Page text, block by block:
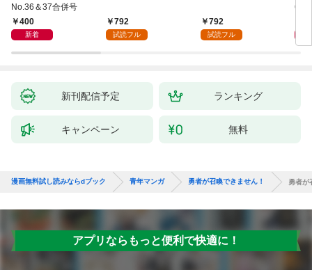
No.36＆37合併号
400
新着
792
試読フル
792
試読フル
6・
新刊配信予定 ランキング
キャンペーン 無料
漫画無料試し読みならdブック 青年マンガ 勇者が召喚できません！ 勇者が
アプリならもっと便利で快適に！